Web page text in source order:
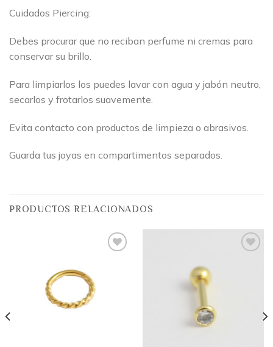
Cuidados Piercing:
Debes procurar que no reciban perfume ni cremas para
conservar su brillo.
Para limpiarlos los puedes lavar con agua y jabón neutro,
secarlos y frotarlos suavemente.
Evita contacto con productos de limpieza o abrasivos.
Guarda tus joyas en compartimentos separados.
PRODUCTOS RELACIONADOS